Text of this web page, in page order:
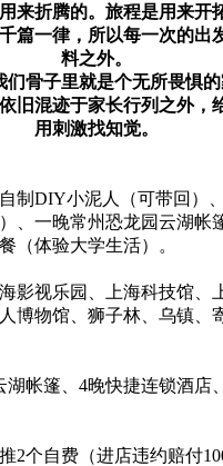
来折腾的。旅程是用来开
篇一律，所以每一次的出
料之外。
们骨子里就是个无所畏惧的
旧混迹于家长行列之外，
用刺激找知觉。
制DIY小泥人（可带回）
、一晚常州恐龙园云湖帐
（体验大学生活）。
影视乐园、上海科技馆、
博物馆、狮子林、乌镇、
帐篷、4晚快捷连锁酒店
2个自费（进店违约赔付